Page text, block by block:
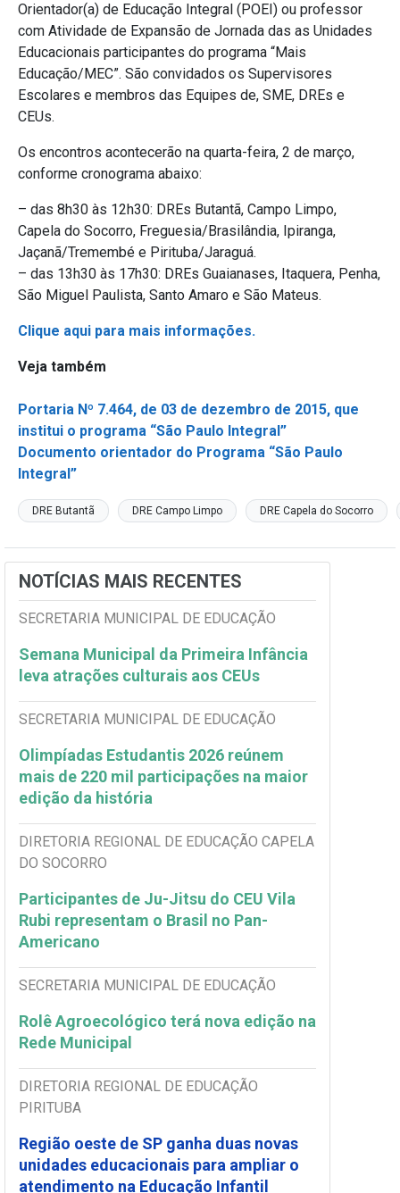
Orientador(a) de Educação Integral (POEI) ou professor
com Atividade de Expansão de Jornada das as Unidades
Educacionais participantes do programa “Mais
Educação/MEC”. São convidados os Supervisores
Escolares e membros das Equipes de, SME, DREs e
CEUs.
Os encontros acontecerão na quarta-feira, 2 de março,
conforme cronograma abaixo:
– das 8h30 às 12h30: DREs Butantã, Campo Limpo,
Capela do Socorro, Freguesia/Brasilândia, Ipiranga,
Jaçanã/Tremembé e Pirituba/Jaraguá.
– das 13h30 às 17h30: DREs Guaianases, Itaquera, Penha,
São Miguel Paulista, Santo Amaro e São Mateus.
Clique aqui para mais informações.
Veja também
Portaria Nº 7.464, de 03 de dezembro de 2015, que
institui o programa “São Paulo Integral”
Documento orientador do Programa “São Paulo
Integral”
DRE Butantã DRE Campo Limpo DRE Capela do Socorro
NOTÍCIAS MAIS RECENTES
SECRETARIA MUNICIPAL DE EDUCAÇÃO
Semana Municipal da Primeira Infância
leva atrações culturais aos CEUs
SECRETARIA MUNICIPAL DE EDUCAÇÃO
Olimpíadas Estudantis 2026 reúnem
mais de 220 mil participações na maior
edição da história
DIRETORIA REGIONAL DE EDUCAÇÃO CAPELA
DO SOCORRO
Participantes de Ju-Jitsu do CEU Vila
Rubi representam o Brasil no Pan-
Americano
SECRETARIA MUNICIPAL DE EDUCAÇÃO
Rolê Agroecológico terá nova edição na
Rede Municipal
DIRETORIA REGIONAL DE EDUCAÇÃO
PIRITUBA
Região oeste de SP ganha duas novas
unidades educacionais para ampliar o
atendimento na Educação Infantil